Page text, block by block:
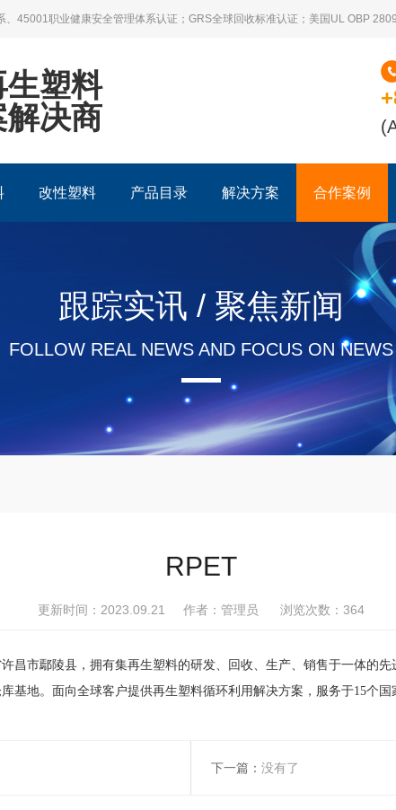
45001职业健康安全管理体系认证；GRS全球回收标准认证；美国UL OBP
塑料
决商
改性塑料 产品目录 解决方案 合作案例
跟踪实讯 / 聚焦新闻
FOLLOW REAL NEWS AND FOCUS ON NEWS
RPET
更新时间：2023.09.21 作者：管理员 浏览次数： 364
昌市鄢陵县，拥有集再生塑料的研发、回收、生产、销售于一体的
地。面向全球客户提供再生塑料循环利用解决方案，服务于15个国
下一篇：没有了